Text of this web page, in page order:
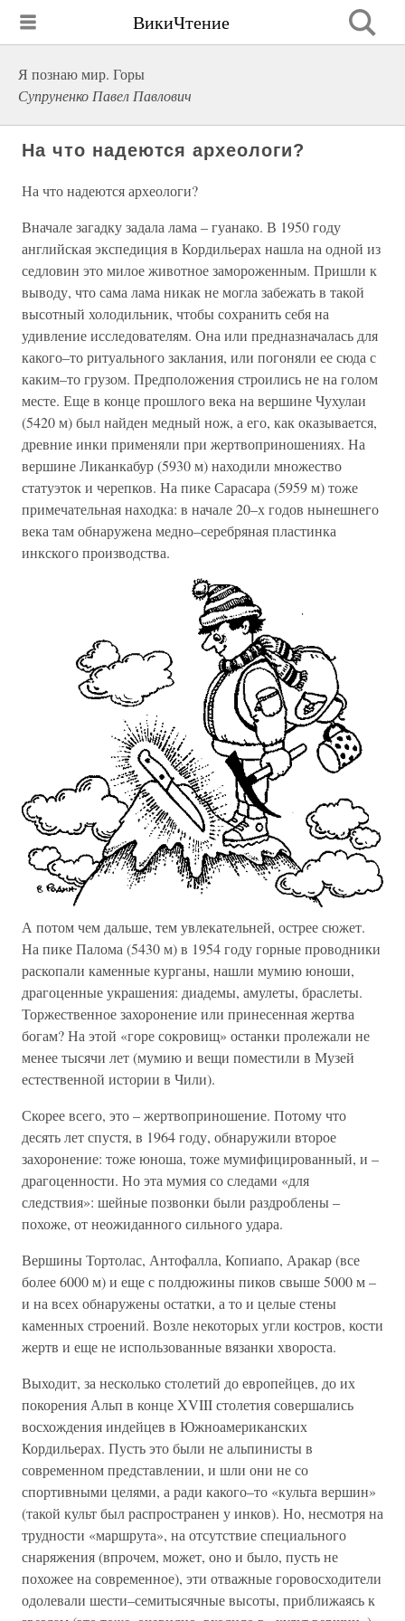
ВикиЧтение
Я познаю мир. Горы
Супруненко Павел Павлович
На что надеются археологи?
На что надеются археологи?
Вначале загадку задала лама – гуанако. В 1950 году
английская экспедиция в Кордильерах нашла на одной из
седловин это милое животное замороженным. Пришли к
выводу, что сама лама никак не могла забежать в такой
высотный холодильник, чтобы сохранить себя на
удивление исследователям. Она или предназначалась для
какого–то ритуального заклания, или погоняли ее сюда с
каким–то грузом. Предположения строились не на голом
месте. Еще в конце прошлого века на вершине Чухулаи
(5420 м) был найден медный нож, а его, как оказывается,
древние инки применяли при жертвоприношениях. На
вершине Ликанкабур (5930 м) находили множество
статуэток и черепков. На пике Сарасара (5959 м) тоже
примечательная находка: в начале 20–х годов нынешнего
века там обнаружена медно–серебряная пластинка
инкского производства.
А потом чем дальше, тем увлекательней, острее сюжет.
На пике Палома (5430 м) в 1954 году горные проводники
раскопали каменные курганы, нашли мумию юноши,
драгоценные украшения: диадемы, амулеты, браслеты.
Торжественное захоронение или принесенная жертва
богам? На этой «горе сокровищ» останки пролежали не
менее тысячи лет (мумию и вещи поместили в Музей
естественной истории в Чили).
Скорее всего, это – жертвоприношение. Потому что
десять лет спустя, в 1964 году, обнаружили второе
захоронение: тоже юноша, тоже мумифицированный, и –
драгоценности. Но эта мумия со следами «для
следствия»: шейные позвонки были раздроблены –
похоже, от неожиданного сильного удара.
Вершины Тортолас, Антофалла, Копиапо, Аракар (все
более 6000 м) и еще с полдюжины пиков свыше 5000 м –
и на всех обнаружены остатки, а то и целые стены
каменных строений. Возле некоторых угли костров, кости
жертв и еще не использованные вязанки хвороста.
Выходит, за несколько столетий до европейцев, до их
покорения Альп в конце XVIII столетия совершались
восхождения индейцев в Южноамериканских
Кордильерах. Пусть это были не альпинисты в
современном представлении, и шли они не со
спортивными целями, а ради какого–то «культа вершин»
(такой культ был распространен у инков). Но, несмотря на
трудности «маршрута», на отсутствие специального
снаряжения (впрочем, может, оно и было, пусть не
похожее на современное), эти отважные горовосходители
одолевали шести–семитысячные высоты, приближаясь к